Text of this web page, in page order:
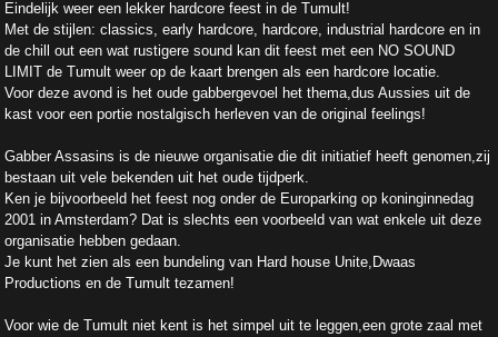
Eindelijk weer een lekker hardcore feest in de Tumult!
Met de stijlen: classics, early hardcore, hardcore, industrial hardcore en in
de chill out een wat rustigere sound kan dit feest met een NO SOUND
LIMIT de Tumult weer op de kaart brengen als een hardcore locatie.
Voor deze avond is het oude gabbergevoel het thema,dus Aussies uit de
kast voor een portie nostalgisch herleven van de original feelings!
Gabber Assasins is de nieuwe organisatie die dit initiatief heeft genomen,zij
bestaan uit vele bekenden uit het oude tijdperk.
Ken je bijvoorbeeld het feest nog onder de Europarking op koninginnedag
2001 in Amsterdam? Dat is slechts een voorbeeld van wat enkele uit deze
organisatie hebben gedaan.
Je kunt het zien als een bundeling van Hard house Unite,Dwaas
Productions en de Tumult tezamen!
Voor wie de Tumult niet kent is het simpel uit te leggen,een grote zaal met